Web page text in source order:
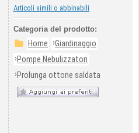
Articoli simili o abbinabili
Categoria del prodotto:
Home ›Giardinaggio
›Pompe Nebulizzatori
›Prolunga ottone saldata